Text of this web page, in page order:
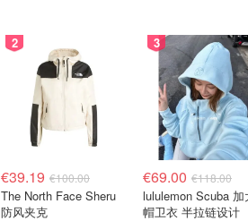
2
€39.19 €100.00
The North Face Sheru
防风夹克
3
€69.00 €118.00
lululemon Scuba 加
帽卫衣 半拉链设计